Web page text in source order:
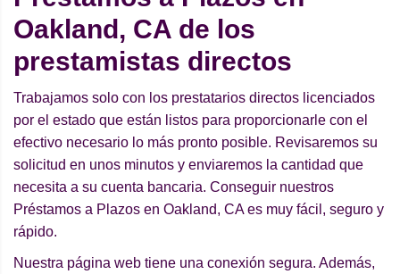
Oakland, CA de los
prestamistas directos
Trabajamos solo con los prestatarios directos licenciados
por el estado que están listos para proporcionarle con el
efectivo necesario lo más pronto posible. Revisaremos su
solicitud en unos minutos y enviaremos la cantidad que
necesita a su cuenta bancaria. Conseguir nuestros
Préstamos a Plazos en Oakland, CA es muy fácil, seguro y
rápido.
Nuestra página web tiene una conexión segura. Además,